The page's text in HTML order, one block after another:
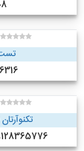
تست
09128365776 - 09367003165